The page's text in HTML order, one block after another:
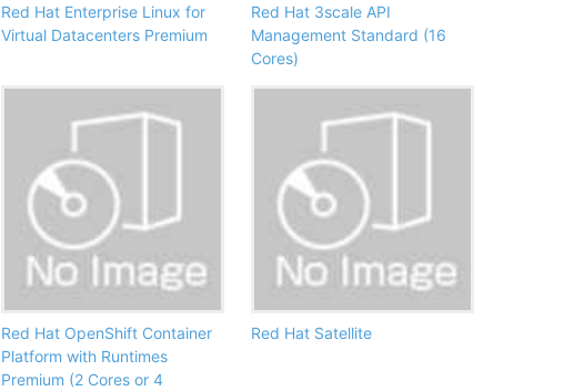
Red Hat Enterprise Linux for
Virtual Datacenters Premium
Red Hat 3scale API
Management Standard (16
Cores)
Red Hat OpenShift Container
Platform with Runtimes
Premium (2 Cores or 4
Red Hat Satellite